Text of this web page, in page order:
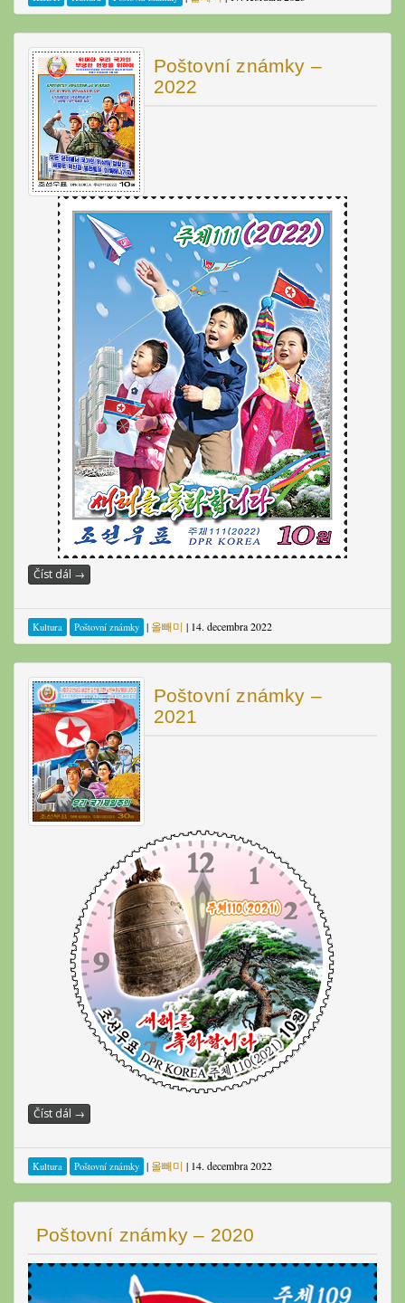
Poštovní známky –
2022
Číst dál →
Kultura Poštovní známky | 올빼미 | 14. decembra 2022
Poštovní známky –
2021
Číst dál →
Kultura Poštovní známky | 올빼미 | 14. decembra 2022
Poštovní známky – 2020